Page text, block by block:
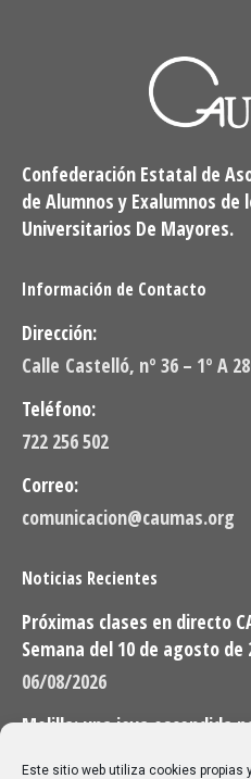
Este sitio web utiliza cookies propias
Confederación Estatal de
de Alumnos y Exalumnos de
Universitarios De Mayores.
Información de Contacto
Dirección:
Calle Castelló, nº 36 – 1º A
Teléfono:
722 256 502
Correo:
comunicacion@caumas.org
Noticias Recientes
Próximas clases en directo
Semana del 10 de agosto de
06/08/2026
Melilla: una joya escondida
28/07/2026